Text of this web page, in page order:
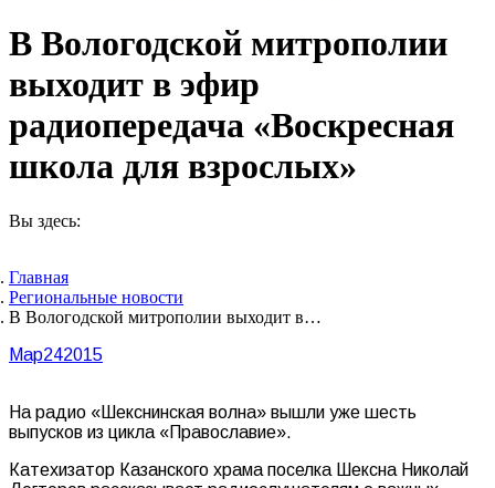
В Вологодской митрополии
выходит в эфир
радиопередача «Воскресная
школа для взрослых»
Вы здесь:
Главная
Pегиональные новости
В Вологодской митрополии выходит в…
Мар242015
На радио «Шекснинская волна» вышли уже шесть
выпусков из цикла «Православие».
Катехизатор Казанского храма поселка Шексна Николай